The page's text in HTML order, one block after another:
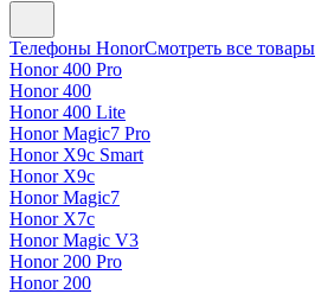
Телефоны HonorСмотреть все товары
Honor 400 Pro
Honor 400
Honor 400 Lite
Honor Magic7 Pro
Honor X9c Smart
Honor X9c
Honor Magic7
Honor X7c
Honor Magic V3
Honor 200 Pro
Honor 200